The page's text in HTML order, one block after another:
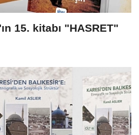
15. kitabı "HASRET"